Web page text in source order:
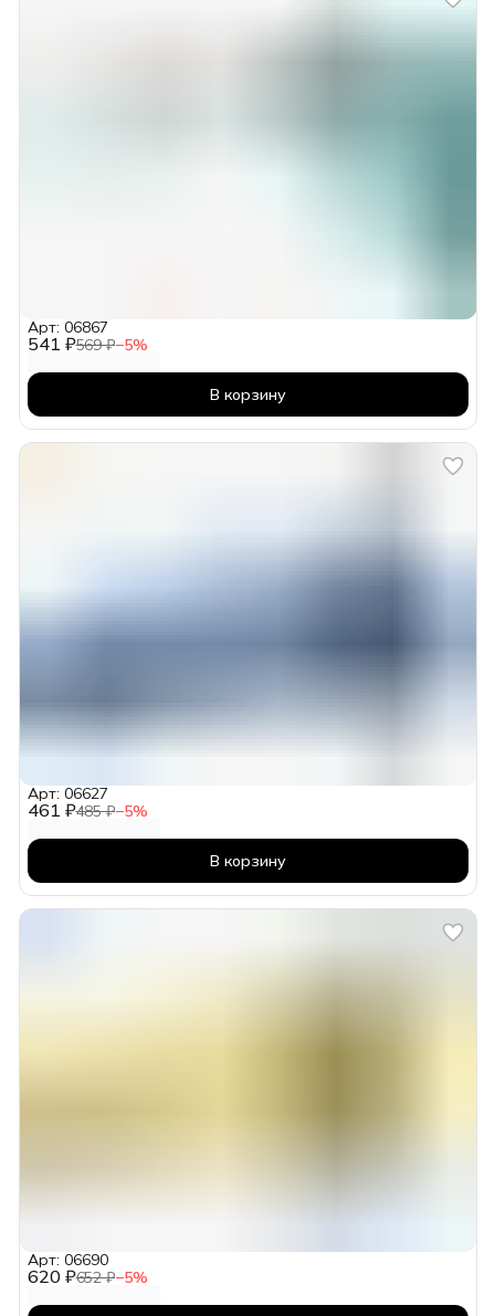
541 ₽569 ₽−5%
Арт: 06867
В корзину
461 ₽485 ₽−5%
Арт: 06627
В корзину
620 ₽652 ₽−5%
Арт: 06690